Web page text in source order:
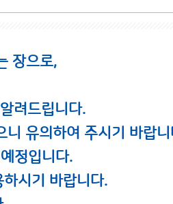
장으로,
려드립니다.
유의하여 주시기 바랍니
정입니다.
시기 바랍니다.